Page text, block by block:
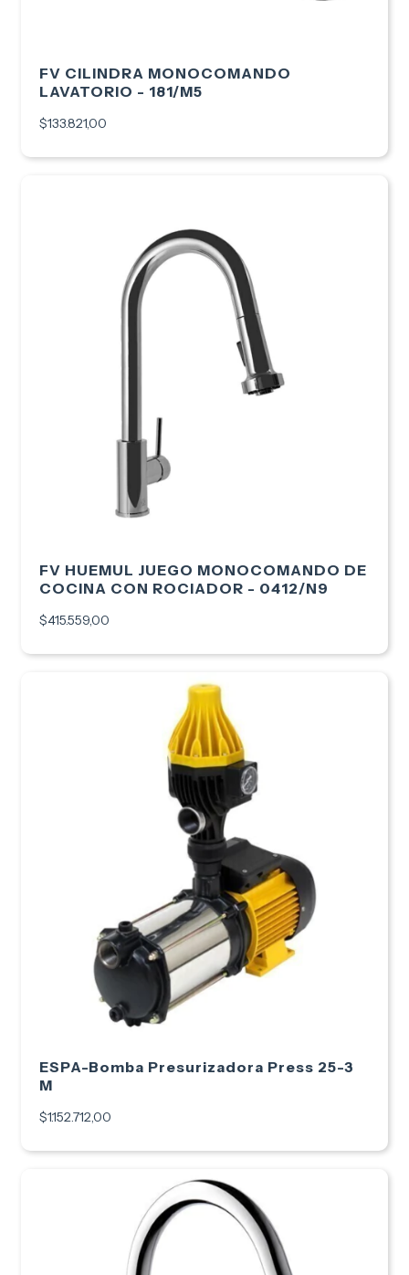
FV CILINDRA MONOCOMANDO
LAVATORIO - 181/M5
$133.821,00
FV HUEMUL JUEGO MONOCOMANDO DE
COCINA CON ROCIADOR - 0412/N9
$415.559,00
ESPA-Bomba Presurizadora Press 25-3
M
$1.152.712,00